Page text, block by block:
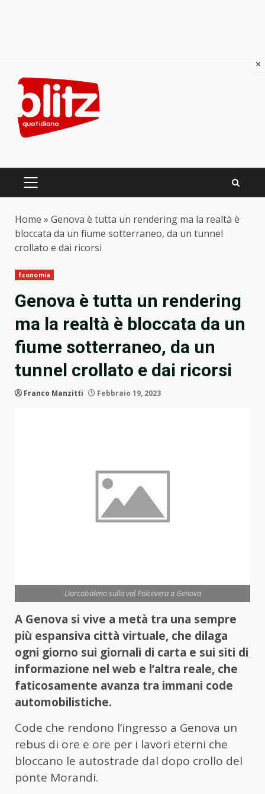
content
PRIMARY
Home » Genova è tutta un rendering ma la realtà è
bloccata da un fiume sotterraneo, da un tunnel
crollato e dai ricorsi
Economia
Genova è tutta un rendering
ma la realtà è bloccata da un
fiume sotterraneo, da un
tunnel crollato e dai ricorsi
Franco Manzitti Febbraio 19, 2023
Lìarcobaleno sulla val Polcevera a Genova
A Genova si vive a metà tra una sempre
più espansiva città virtuale, che dilaga
ogni giorno sui giornali di carta e sui siti di
informazione nel web e l’altra reale, che
faticosamente avanza tra immani code
automobilistiche.
Code che rendono l’ingresso a Genova un
rebus di ore e ore per i lavori eterni che
bloccano le autostrade dal dopo crollo del
ponte Morandi.
×